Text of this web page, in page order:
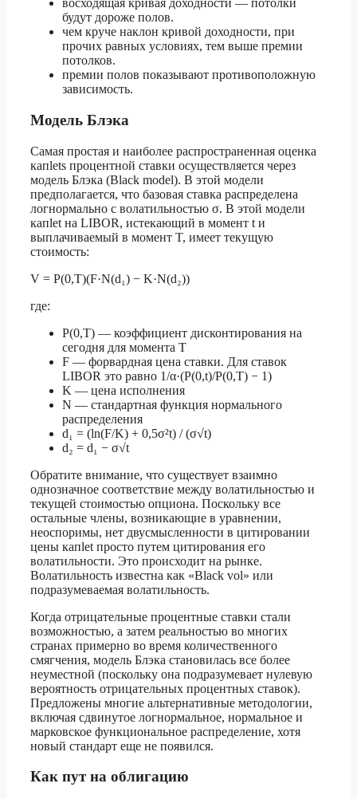
восходящая кривая доходности — потолки
будут дороже полов.
чем круче наклон кривой доходности, при
прочих равных условиях, тем выше премии
потолков.
премии полов показывают противоположную
зависимость.
Модель Блэка
Самая простая и наиболее распространенная оценка
капlets процентной ставки осуществляется через
модель Блэка (Black model). В этой модели
предполагается, что базовая ставка распределена
логнормально с волатильностью σ. В этой модели
капlet на LIBOR, истекающий в момент t и
выплачиваемый в момент T, имеет текущую
стоимость:
V = P(0,T)(F·N(d₁) − K·N(d₂))
где:
P(0,T) — коэффициент дисконтирования на
сегодня для момента T
F — форвардная цена ставки. Для ставок
LIBOR это равно 1/α·(P(0,t)/P(0,T) − 1)
K — цена исполнения
N — стандартная функция нормального
распределения
d₁ = (ln(F/K) + 0,5σ²t) / (σ√t)
d₂ = d₁ − σ√t
Обратите внимание, что существует взаимно
однозначное соответствие между волатильностью и
текущей стоимостью опциона. Поскольку все
остальные члены, возникающие в уравнении,
неоспоримы, нет двусмысленности в цитировании
цены капlet просто путем цитирования его
волатильности. Это происходит на рынке.
Волатильность известна как «Black vol» или
подразумеваемая волатильность.
Когда отрицательные процентные ставки стали
возможностью, а затем реальностью во многих
странах примерно во время количественного
смягчения, модель Блэка становилась все более
неуместной (поскольку она подразумевает нулевую
вероятность отрицательных процентных ставок).
Предложены многие альтернативные методологии,
включая сдвинутое логнормальное, нормальное и
марковское функциональное распределение, хотя
новый стандарт еще не появился.
Как пут на облигацию